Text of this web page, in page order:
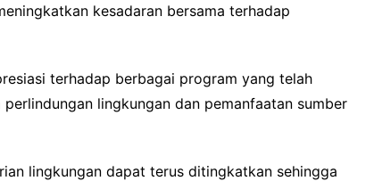
kesadaran bersama terhadap
terhadap berbagai program yang telah
lingkungan dan pemanfaatan sumber
lingkungan dapat terus ditingkatkan sehingga